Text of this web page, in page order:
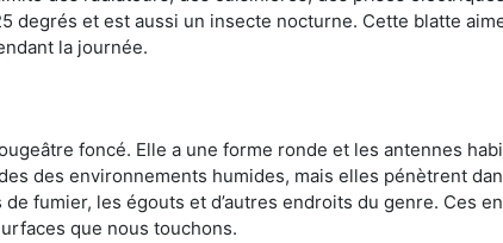
degrés et est aussi un insecte nocturne. Cette blatte
la journée.
foncé. Elle a une forme ronde et les antennes
des environnements humides, mais elles pénètrent
fumier, les égouts et d’autres endroits du genre. Ces
que nous touchons.